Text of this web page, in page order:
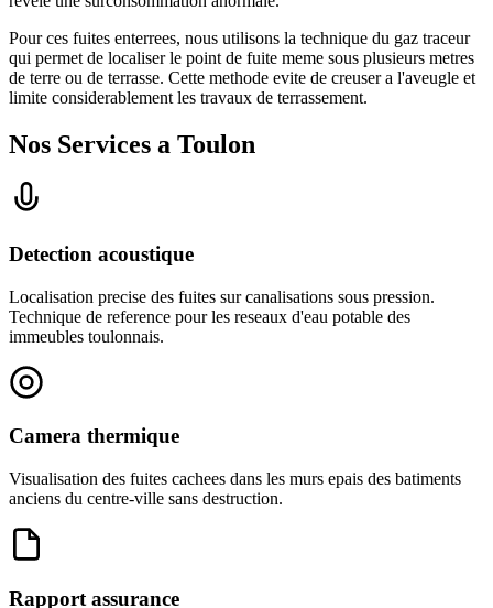
Pour ces fuites enterrees, nous utilisons la technique du gaz traceur
qui permet de localiser le point de fuite meme sous plusieurs metres
de terre ou de terrasse. Cette methode evite de creuser a l'aveugle et
limite considerablement les travaux de terrassement.
Nos Services a Toulon
Detection acoustique
Localisation precise des fuites sur canalisations sous pression.
Technique de reference pour les reseaux d'eau potable des
immeubles toulonnais.
Camera thermique
Visualisation des fuites cachees dans les murs epais des batiments
anciens du centre-ville sans destruction.
Rapport assurance